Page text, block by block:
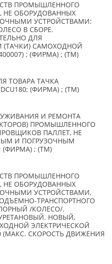
ПРОМЫШЛЕННОГО
НЕ ОБОРУДОВАННЫХ
УСТРОЙСТВАМИ:
В СБОРЕ.
ДЛЯ
(ТАЧКИ) САМОХОДНОЙ
; (ФИРМА) ; (TM)
ТОВАРА ТАЧКА
(ФИРМА) ; (TM)
И РЕМОНТА
ПРОМЫШЛЕННОГО
ПАЛЛЕТ, НЕ
И ПОГРУЗОЧНЫМ
; (TM)
ПРОМЫШЛЕННОГО
НЕ ОБОРУДОВАННЫХ
УСТРОЙСТВАМИ,
ТРАНСПОРТНОГО
/КОЛЕСО/.
НОВЫЙ,
ЭЛЕКТРИЧЕСКОЙ
(МАКС. СКОРОСТЬ ДВИЖЕНИЯ